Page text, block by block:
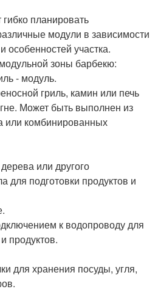
планировать
модули в зависимости
особенностей участка.
зоны барбекю:
- модуль.
гриль, камин или печь
Может быть выполнен из
или комбинированных
или другого
для подготовки продуктов и
к водопроводу для
продуктов.
для хранения посуды, угля,